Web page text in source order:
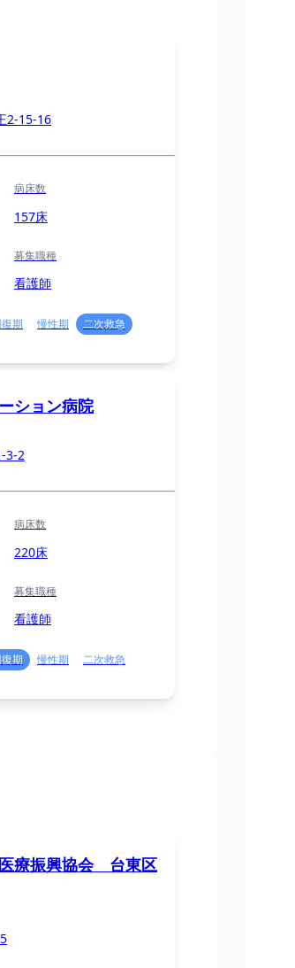
2-15-16
病床数
157床
募集職種
看護師
期 慢性期
二次救急
ション病院
3-2
病床数
220床
募集職種
看護師
期 慢性期
二次救急
療振興協会 台東区